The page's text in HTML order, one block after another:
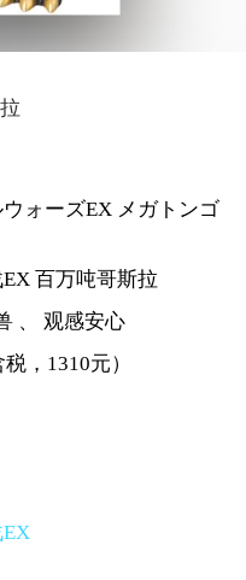
ォーズEX メガトンゴ
百万吨哥斯拉
、 观感安心
，1310元）